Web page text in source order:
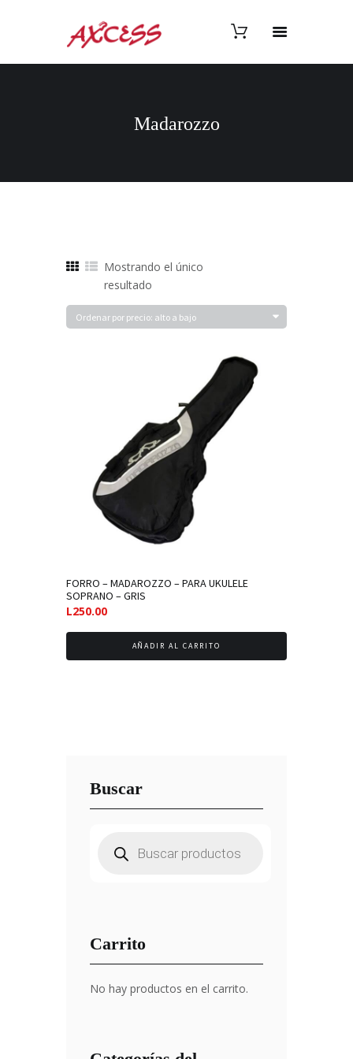
Madarozzo
Mostrando el único
resultado
FORRO – MADAROZZO – PARA UKULELE
SOPRANO – GRIS
L250.00
AÑADIR AL CARRITO
Buscar
productos
Carrito
No hay productos en el carrito.